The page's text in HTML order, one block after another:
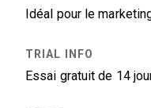
Idéal pour le
Essai gratuit de 14